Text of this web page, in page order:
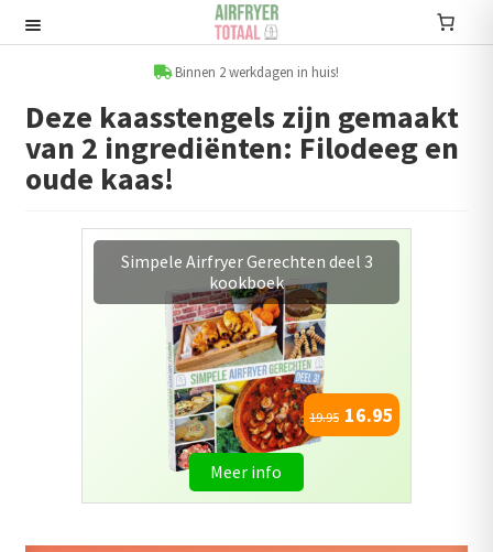
door
naar
Submenu
uitvouwen
Accessoires
uitvouwen
Accessoire sets
Kookboeken
Binnen 2 werkdagen in huis!
Deze kaasstengels zijn gemaakt
van 2 ingrediënten: Filodeeg en
oude kaas!
Simpele Airfryer Gerechten deel 3
kookboek
19.95 16.95
Meer info